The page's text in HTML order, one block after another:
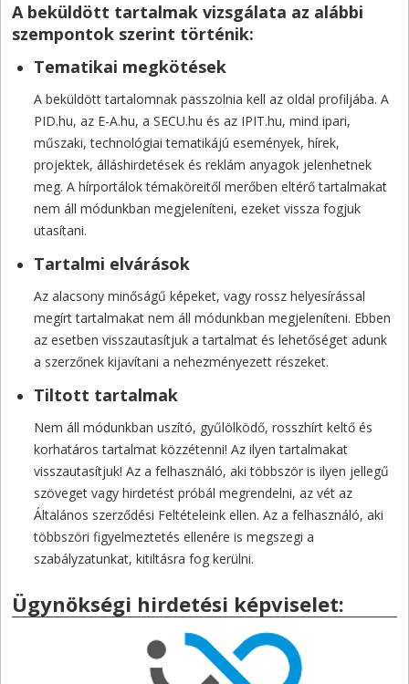
A beküldött tartalmak vizsgálata az alábbi
szempontok szerint történik:
Tematikai megkötések
A beküldött tartalomnak passzolnia kell az oldal profiljába. A
PID.hu, az E-A.hu, a SECU.hu és az IPIT.hu, mind ipari,
műszaki, technológiai tematikájú események, hírek,
projektek, álláshirdetések és reklám anyagok jelenhetnek
meg. A hírportálok témaköreitől merőben eltérő tartalmakat
nem áll módunkban megjeleníteni, ezeket vissza fogjuk
utasítani.
Tartalmi elvárások
Az alacsony minőságű képeket, vagy rossz helyesírással
megírt tartalmakat nem áll módunkban megjeleníteni. Ebben
az esetben visszautasítjuk a tartalmat és lehetőséget adunk
a szerzőnek kijavítani a nehezményezett részeket.
Tiltott tartalmak
Nem áll módunkban uszító, gyűlölködő, rosszhírt keltő és
korhatáros tartalmat közzétenni! Az ilyen tartalmakat
visszautasítjuk! Az a felhasználó, aki többször is ilyen jellegű
szöveget vagy hirdetést próbál megrendelni, az vét az
Általános szerződési Feltételeink ellen. Az a felhasználó, aki
többszöri figyelmeztetés ellenére is megszegi a
szabályzatunkat, kitiltásra fog kerülni.
Ügynökségi hirdetési képviselet: